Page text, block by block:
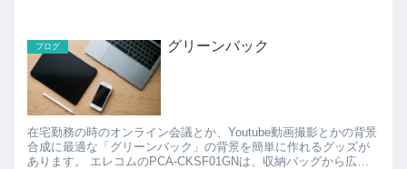
ブログ グリーンバック
在宅勤務の時のオンライン会議とか、Youtube動画撮影とかの背景
合成に最適な「グリーンバック」の背景を簡単に作れるグッズが
あります。 エレコムのPCA-CKSF01GNは、収納バッグから広げ